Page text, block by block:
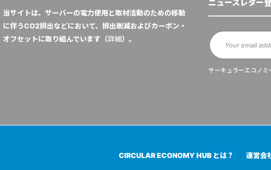
当サイトは、サーバーの電力使用と取材活動のための移動
に伴うCO2排出などにおいて、排出削減およびカーボン・
オフセットに取り組んでいます（詳細）。
ニュースレター
サーキュラーエコノミ
CIRCULAR ECONOMY HUB とは？ 運営会